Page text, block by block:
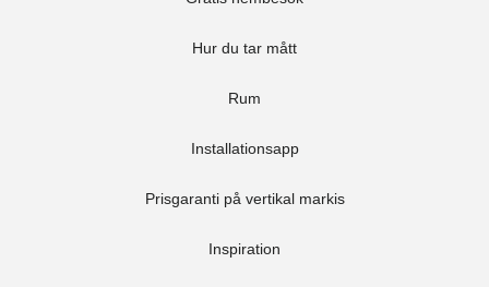
Hur du tar mått
Rum
Installationsapp
Prisgaranti på vertikal markis
Inspiration